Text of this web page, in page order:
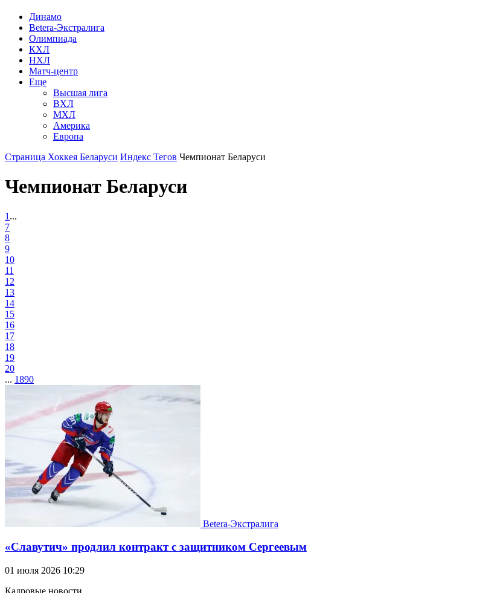
Динамо
Betera-Экстралига
Олимпиада
КХЛ
НХЛ
Матч-центр
Еще
Высшая лига
ВХЛ
МХЛ
Америка
Европа
Страница Хоккея Беларуси Индекс Тегов Чемпионат Беларуси
Чемпионат Беларуси
1 ...
7
8
9
10
11
12
13
14
15
16
17
18
19
20
... 1890
Betera-Экстралига
«Славутич» продлил контракт с защитником Сергеевым
01 июля 2026 10:29